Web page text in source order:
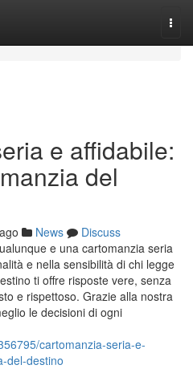
e affidabile:
del
News
Discuss
e una cartomanzia seria
e nella sensibilità di chi legge
ti offre risposte vere, senza
e rispettoso. Grazie alla nostra
le decisioni di ogni
cartomanzia-seria-e-
del-destino